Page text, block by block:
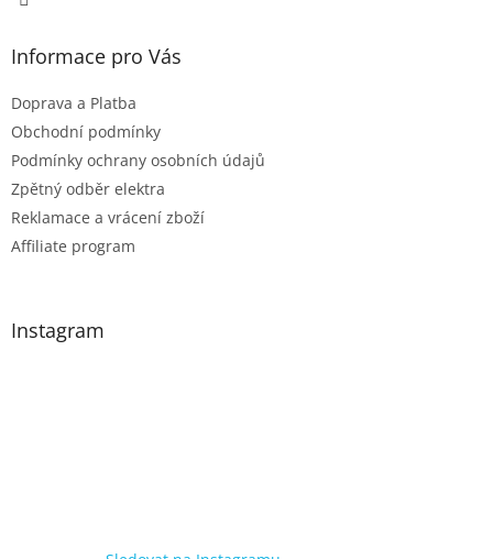
Informace pro Vás
Doprava a Platba
Obchodní podmínky
Podmínky ochrany osobních údajů
Zpětný odběr elektra
Reklamace a vrácení zboží
Affiliate program
Instagram